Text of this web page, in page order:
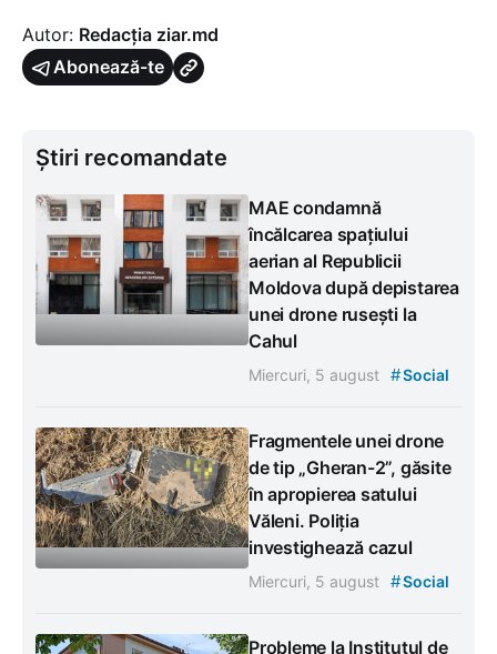
Autor: Redacția ziar.md
Abonează-te
Știri recomandate
MAE condamnă
încălcarea spațiului
aerian al Republicii
Moldova după depistarea
unei drone rusești la
Cahul
Miercuri, 5 august #Social
Fragmentele unei drone
de tip „Gheran-2”, găsite
în apropierea satului
Văleni. Poliția
investighează cazul
Miercuri, 5 august #Social
Probleme la Institutul de